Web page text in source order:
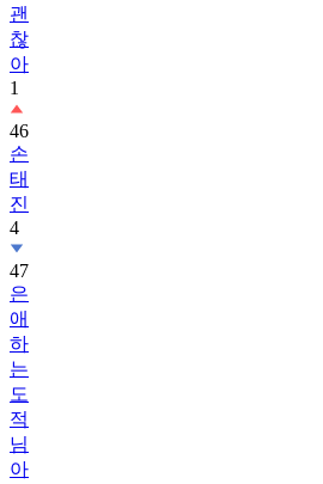
괜
찮
아
1
46
손
태
진
4
47
은
애
하
는
도
적
님
아